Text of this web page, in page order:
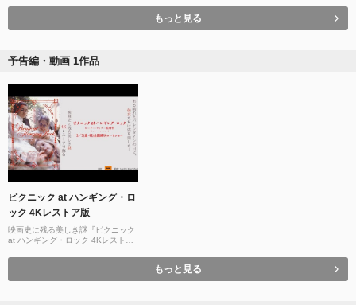
もっと見る
予告編・動画 1作品
ピクニック at ハンギング・ロ
ック 4Kレストア版
映画史に残る美しき謎『ピクニック
at ハンギング・ロック 4Kレストア
もっと見る